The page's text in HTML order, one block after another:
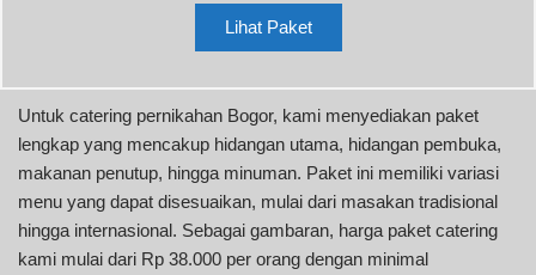
Lihat Paket
Untuk catering pernikahan Bogor, kami menyediakan paket
lengkap yang mencakup hidangan utama, hidangan pembuka,
makanan penutup, hingga minuman. Paket ini memiliki variasi
menu yang dapat disesuaikan, mulai dari masakan tradisional
hingga internasional. Sebagai gambaran, harga paket catering
kami mulai dari Rp 38.000 per orang dengan minimal